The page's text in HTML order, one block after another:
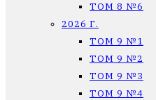
ТОМ 8 №6
2026 Г.
ТОМ 9 №1
ТОМ 9 №2
ТОМ 9 №3
ТОМ 9 №4